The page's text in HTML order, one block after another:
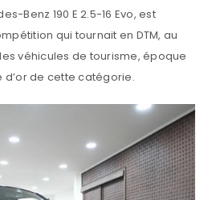
Benz 190 E 2.5-16 Evo, est
qui tournait en DTM, au
véhicules de tourisme, époque
de cette catégorie.